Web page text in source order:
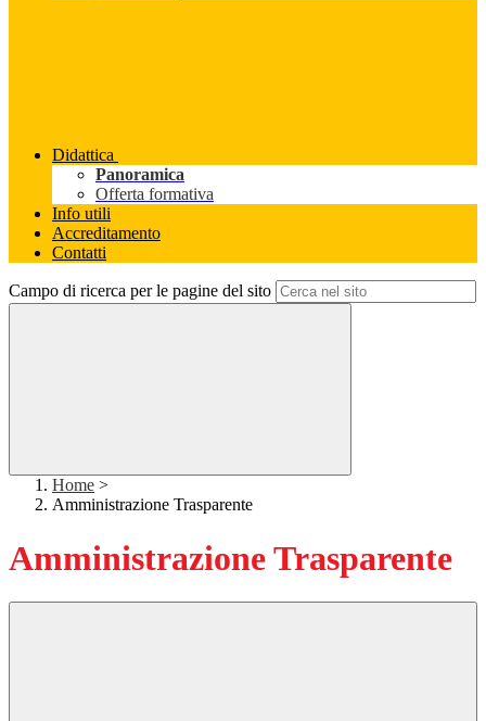
Didattica
Panoramica
Offerta formativa
Info utili
Accreditamento
Contatti
Campo di ricerca per le pagine del sito
Home >
Amministrazione Trasparente
Amministrazione Trasparente